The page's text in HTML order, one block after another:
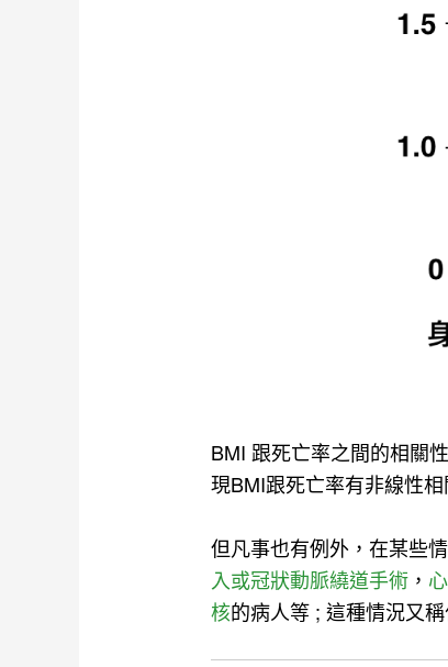
BMI 跟死亡率之間的相關
現BMI跟死亡率有非線性
但凡事也有例外，在某些
入或冠狀動脈繞道手術 ，
核的病人等 ; 這種情況又